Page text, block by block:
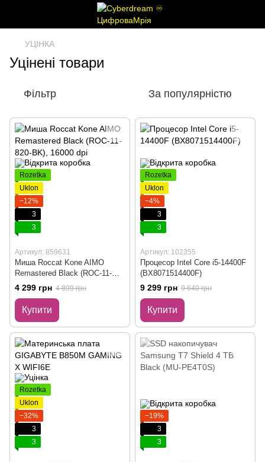
УЦІНКА
Уцінені товари
Фільтр За популярністю
Rozetka
Uklon
−12%
3
3
Артикул: 859631
Миша Roccat Kone AIMO
Remastered Black (ROC-11-
820-BK)
4 299 грн 4 899 грн
Купити
Rozetka
Uklon
−4%
3
3
Артикул: 102355
Процесор Intel Core i5-14400F
(BX8071514400F)
9 299 грн 9 640 грн
Купити
Rozetka
Uklon
−32%
3
3
−19%
3
3